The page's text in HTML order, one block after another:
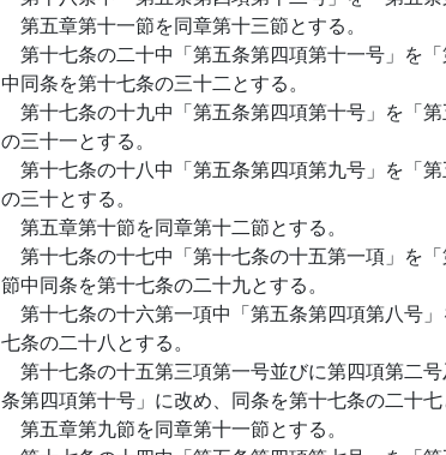
第五章第十一節を同章第十三節とする。
第十七条の二十中「第五条第四項第十一号」を
中同条を第十七条の三十二とする。
第十七条の十九中「第五条第四項第十号」を「
の三十一とする。
第十七条の十八中「第五条第四項第九号」を「
の三十とする。
第五章第十節を同章第十二節とする。
第十七条の十七中「第十七条の十五第一項」を
節中同条を第十七条の二十九とする。
第十七条の十六第一項中「第五条第四項第八号
七条の二十八とする。
第十七条の十五第三項第一号並びに第四項第二
条第四項第十号」に改め、同条を第十七条の二十七
第五章第九節を同章第十一節とする。